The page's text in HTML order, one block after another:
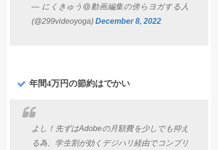
— にくきゅう@動画編集の傍らヨガする人
(@299videoyoga) December 8, 2022
年間4万円の節約はでかい
よし！先ずはAdobeの月額費を少しでも抑え
る為、学生割が効くデジハリ経由でコンプリ